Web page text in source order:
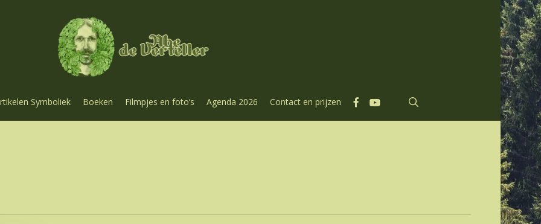
Symboliek Boeken Filmpjes en foto’s Agenda 2026 Contact en prijzen facebookyoutube